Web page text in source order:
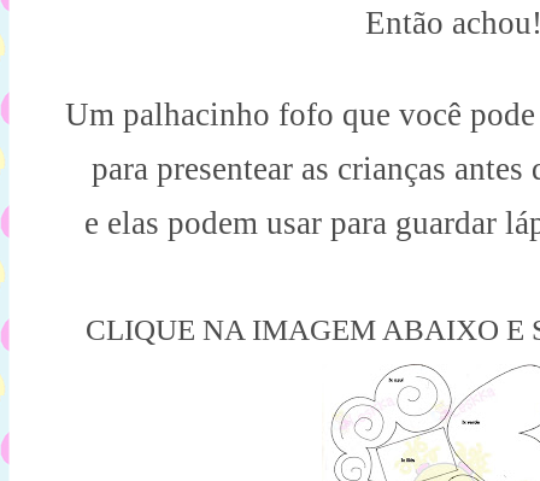
Então
Um palhacinho fofo que você
para presentear as crianças
e elas podem usar para guardar
CLIQUE NA IMAGEM ABAIXO E